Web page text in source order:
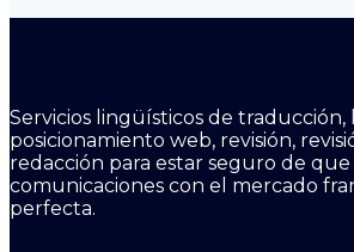
Servicios lingüísticos de traducción,
posicionamiento web, revisión,
redacción para estar seguro de que
comunicaciones con el mercado
perfecta.